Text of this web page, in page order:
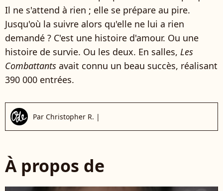
Il ne s'attend à rien ; elle se prépare au pire.
Jusqu'où la suivre alors qu'elle ne lui a rien
demandé ? C'est une histoire d'amour. Ou une
histoire de survie. Ou les deux. En salles, Les
Combattants avait connu un beau succès, réalisant
390 000 entrées.
Par Christopher R. |
À propos de